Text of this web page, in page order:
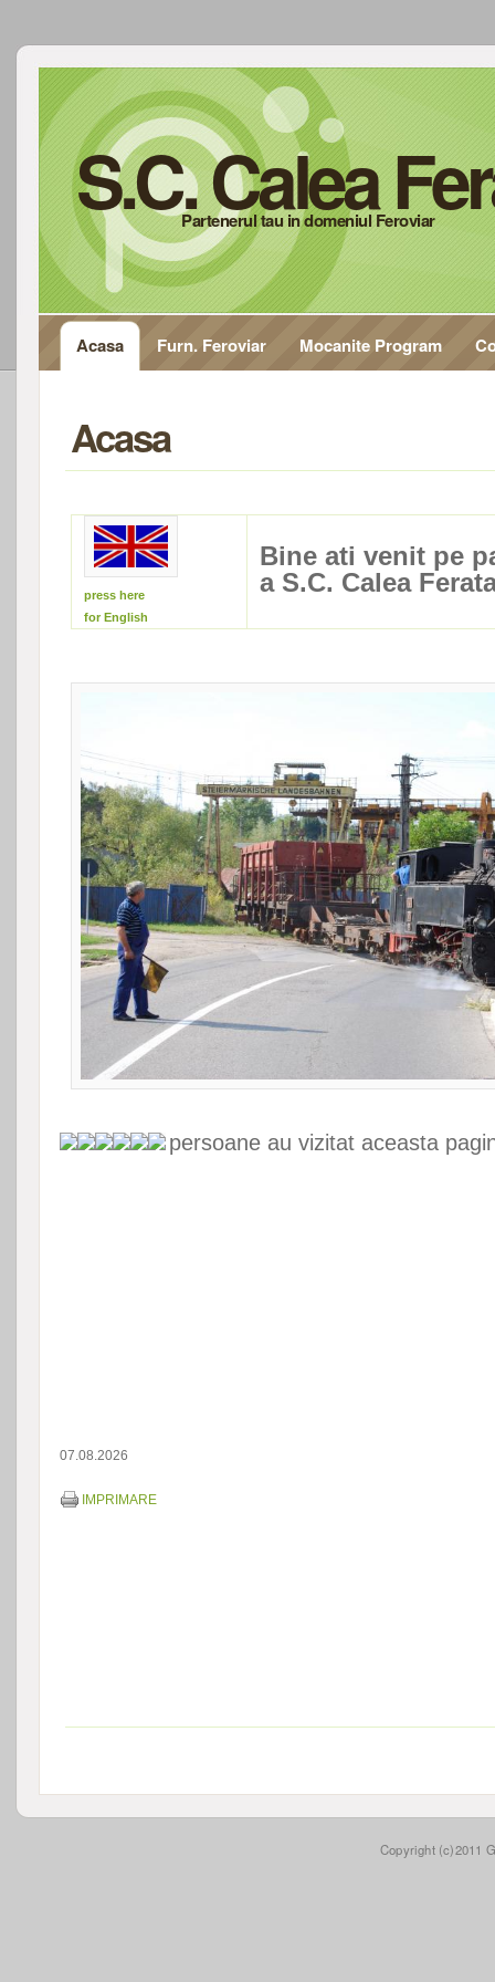
S.C. Calea
Partenerul tau in domeniul Feroviar
Acasa Furn. Feroviar Mocanite Program
Acasa
press here
for English
Bine ati venit pe
a S.C. Calea
persoane au vizitat aceasta
07.08.2026
IMPRIMARE
Copyright (c)2011